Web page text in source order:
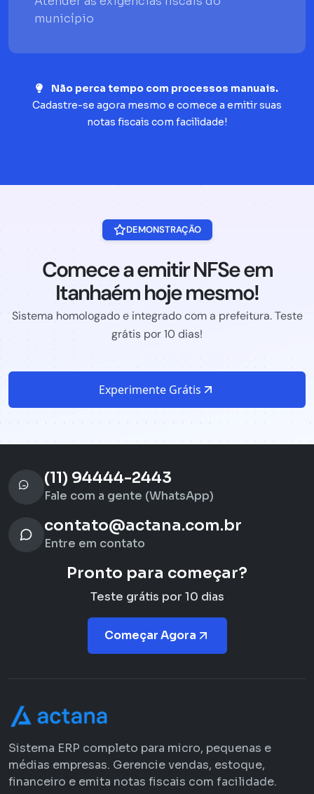
município
Não perca tempo com processos manuais.
Cadastre-se agora mesmo e comece a emitir suas
notas fiscais com facilidade!
DEMONSTRAÇÃO
Comece a emitir NFSe em
Itanhaém hoje mesmo!
Sistema homologado e integrado com a prefeitura. Teste
grátis por 10 dias!
Experimente Grátis
(11) 94444-2443
Fale com a gente (WhatsApp)
contato@actana.com.br
Entre em contato
Pronto para começar?
Teste grátis por 10 dias
Começar Agora
Sistema ERP completo para micro, pequenas e
médias empresas. Gerencie vendas, estoque,
financeiro e emita notas fiscais com facilidade.